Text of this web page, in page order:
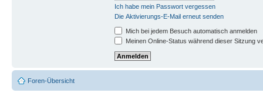
Ich habe mein Passwort vergessen
Die Aktivierungs-E-Mail erneut senden
Mich bei jedem Besuch automatisch anmelden
Meinen Online-Status während dieser Sitzung
Foren-Übersicht